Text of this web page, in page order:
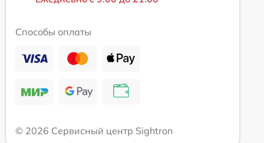
Способы оплаты
© 2026 Сервисный центр Sightron